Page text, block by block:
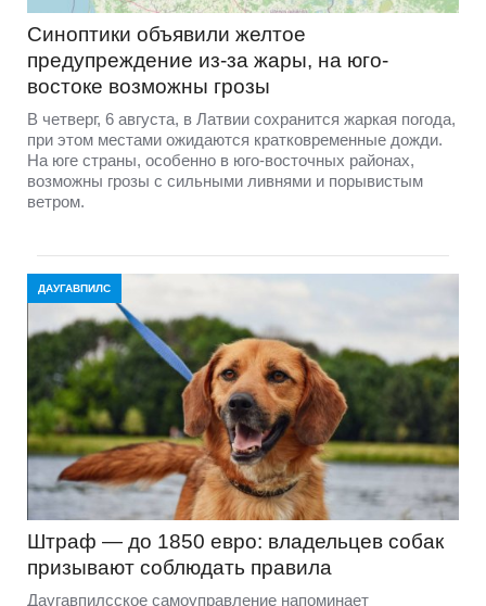
Синоптики объявили желтое
предупреждение из-за жары, на юго-
востоке возможны грозы
В четверг, 6 августа, в Латвии сохранится жаркая погода,
при этом местами ожидаются кратковременные дожди.
На юге страны, особенно в юго-восточных районах,
возможны грозы с сильными ливнями и порывистым
ветром.
ДАУГАВПИЛС
Штраф — до 1850 евро: владельцев собак
призывают соблюдать правила
Даугавпилсское самоуправление напоминает